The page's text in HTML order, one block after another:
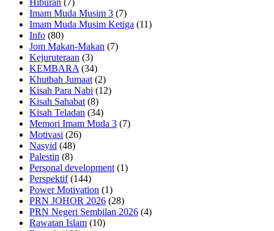
Imam Muda Musim 3 (7)
Imam Muda Musim Ketiga (11)
Info (80)
Jom Makan-Makan (7)
Kejuruteraan (3)
KEMBARA (34)
Khutbah Jumaat (2)
Kisah Para Nabi (12)
Kisah Sahabat (8)
Kisah Teladan (34)
Memori Imam Muda 3 (7)
Motivasi (26)
Nasyid (48)
Palestin (8)
Personal development (1)
Perspektif(144)
Power Motivation (1)
PRN JOHOR 2026 (28)
PRN Negeri Sembilan 2026 (4)
Rawatan Islam (10)